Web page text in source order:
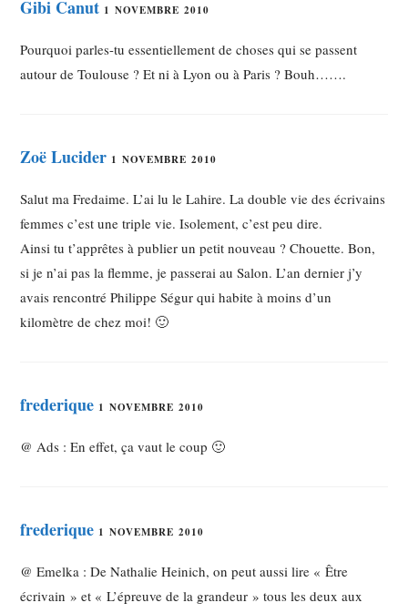
Gibi Canut 1 NOVEMBRE 2010
Pourquoi parles-tu essentiellement de choses qui se passent
autour de Toulouse ? Et ni à Lyon ou à Paris ? Bouh…….
Zoë Lucider 1 NOVEMBRE 2010
Salut ma Fredaime. L’ai lu le Lahire. La double vie des écrivains
femmes c’est une triple vie. Isolement, c’est peu dire.
Ainsi tu t’apprêtes à publier un petit nouveau ? Chouette. Bon,
si je n’ai pas la flemme, je passerai au Salon. L’an dernier j’y
avais rencontré Philippe Ségur qui habite à moins d’un
kilomètre de chez moi! 🙂
frederique 1 NOVEMBRE 2010
@ Ads : En effet, ça vaut le coup 🙂
frederique 1 NOVEMBRE 2010
@ Emelka : De Nathalie Heinich, on peut aussi lire « Être
écrivain » et « L’épreuve de la grandeur » tous les deux aux